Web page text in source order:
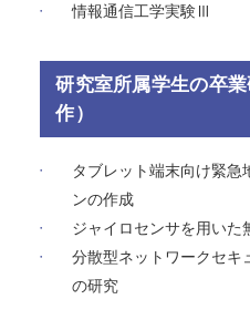
情報通信工学実験Ⅲ
研究室所属学生の卒
作）
タブレット端末向け緊急
ンの作成
ジャイロセンサを用いた
分散型ネットワークセキ
の研究